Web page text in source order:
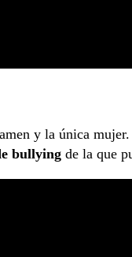
y la única
bullying de la que